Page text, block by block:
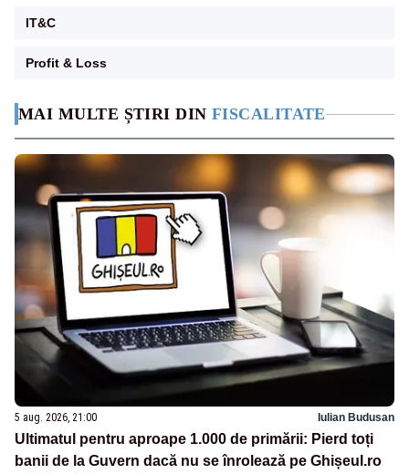
MAI MULTE ȘTIRI DIN FISCALITATE
5 aug. 2026, 21:00 Iulian Budusan
Ultimatul pentru aproape 1.000 de primării: Pierd toți
banii de la Guvern dacă nu se înrolează pe Ghișeul.ro
IT&C
Profit & Loss